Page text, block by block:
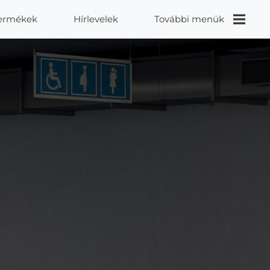
Hírlevelek További menük